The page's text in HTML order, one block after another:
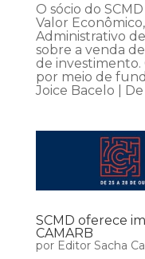
O sócio do
Valor
Administrativo
sobre a venda
de investimento.
por meio de
Joice Bacelo | De
SCMD oferece
CAMARB
por Editor Sacha